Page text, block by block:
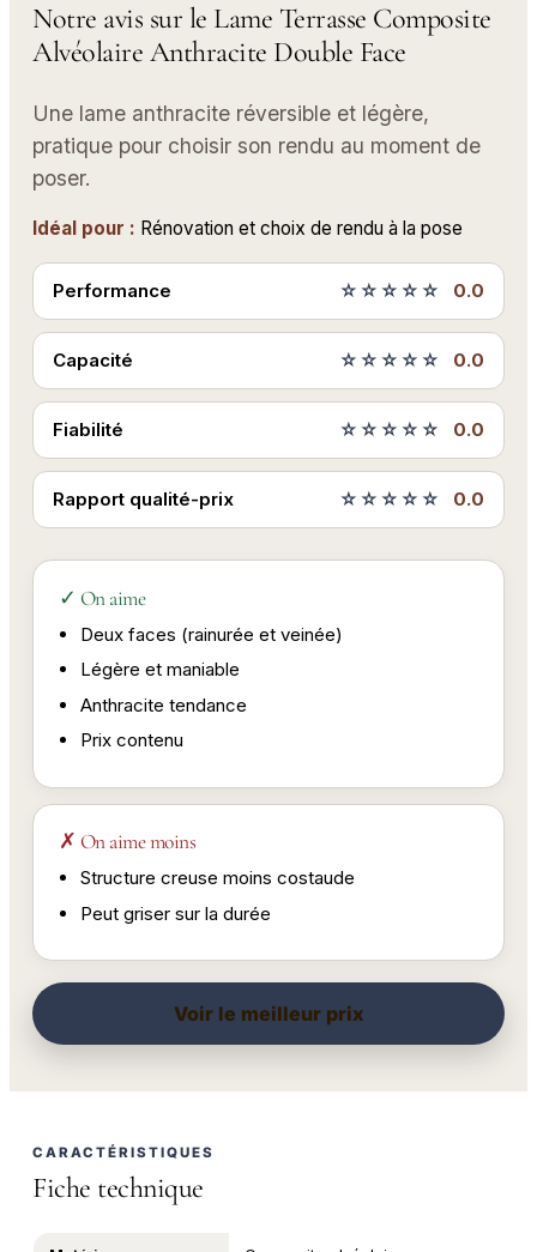
Notre avis sur le Lame Terrasse Composite
Alvéolaire Anthracite Double Face
Une lame anthracite réversible et légère,
pratique pour choisir son rendu au moment de
poser.
Idéal pour : Rénovation et choix de rendu à la pose
Performance ☆☆☆☆☆ 0.0
Capacité ☆☆☆☆☆ 0.0
Fiabilité ☆☆☆☆☆ 0.0
Rapport qualité-prix ☆☆☆☆☆ 0.0
✓ On aime
Deux faces (rainurée et veinée)
Légère et maniable
Anthracite tendance
Prix contenu
✗ On aime moins
Structure creuse moins costaude
Peut griser sur la durée
Voir le meilleur prix
CARACTÉRISTIQUES
Fiche technique